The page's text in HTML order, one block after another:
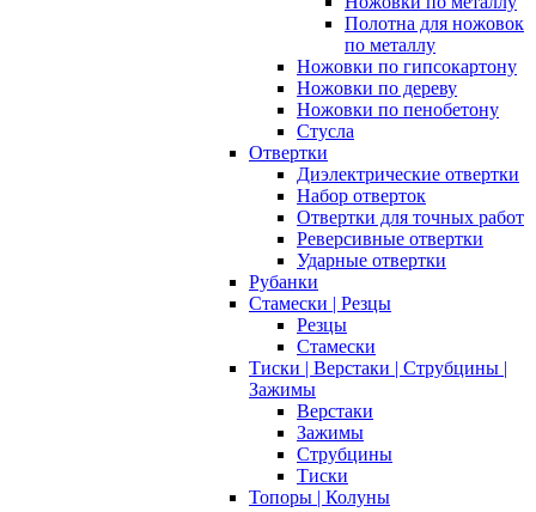
Полотна для ножовок
по металлу
Ножовки по гипсокартону
Ножовки по дереву
Ножовки по пенобетону
Стусла
Отвертки
Диэлектрические отвертки
Набор отверток
Отвертки для точных работ
Реверсивные отвертки
Ударные отвертки
Рубанки
Стамески | Резцы
Резцы
Стамески
Тиски | Верстаки | Струбцины |
Зажимы
Верстаки
Зажимы
Струбцины
Тиски
Топоры | Колуны